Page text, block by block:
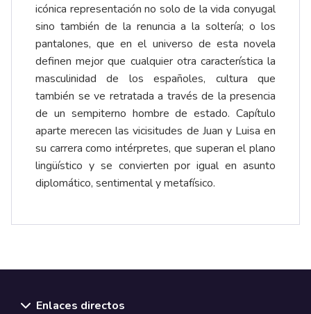
icónica representación no solo de la vida conyugal
sino también de la renuncia a la soltería; o los
pantalones, que en el universo de esta novela
definen mejor que cualquier otra característica la
masculinidad de los españoles, cultura que
también se ve retratada a través de la presencia
de un sempiterno hombre de estado. Capítulo
aparte merecen las vicisitudes de Juan y Luisa en
su carrera como intérpretes, que superan el plano
lingüístico y se convierten por igual en asunto
diplomático, sentimental y metafísico.
Enlaces directos